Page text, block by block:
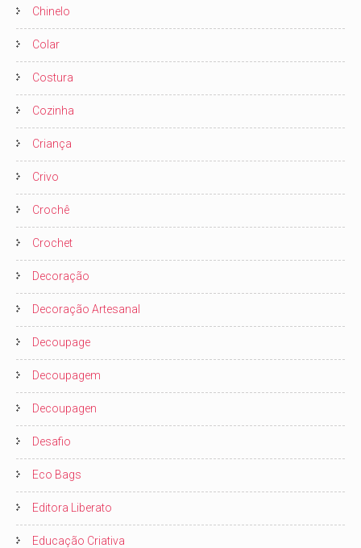
Chinelo
Colar
Costura
Cozinha
Criança
Crivo
Crochê
Crochet
Decoração
Decoração Artesanal
Decoupage
Decoupagem
Decoupagen
Desafio
Eco Bags
Editora Liberato
Educação Criativa